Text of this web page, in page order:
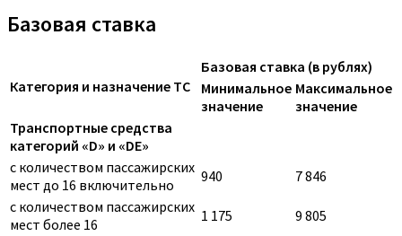
Базовая ставка
Категория и назначение ТС
Базовая ставка (в рублях)
Минимальное
значение
Максимальное
значение
Транспортные средства
категорий «D» и «DE»
с количеством пассажирских
мест до 16 включительно
940
7 846
с количеством пассажирских
мест более 16
1 175
9 805